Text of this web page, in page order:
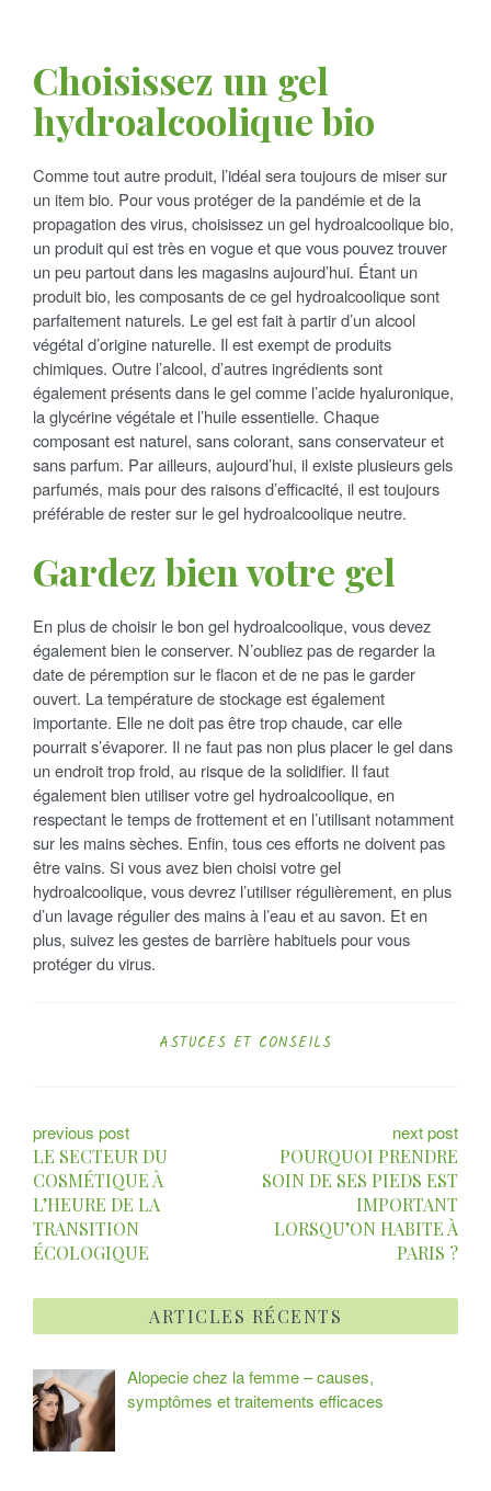
Choisissez un gel
hydroalcoolique bio
Comme tout autre produit, l’idéal sera toujours de miser sur
un item bio. Pour vous protéger de la pandémie et de la
propagation des virus, choisissez un gel hydroalcoolique bio,
un produit qui est très en vogue et que vous pouvez trouver
un peu partout dans les magasins aujourd’hui. Étant un
produit bio, les composants de ce gel hydroalcoolique sont
parfaitement naturels. Le gel est fait à partir d’un alcool
végétal d’origine naturelle. Il est exempt de produits
chimiques. Outre l’alcool, d’autres ingrédients sont
également présents dans le gel comme l’acide hyaluronique,
la glycérine végétale et l’huile essentielle. Chaque
composant est naturel, sans colorant, sans conservateur et
sans parfum. Par ailleurs, aujourd’hui, il existe plusieurs gels
parfumés, mais pour des raisons d’efficacité, il est toujours
préférable de rester sur le gel hydroalcoolique neutre.
Gardez bien votre gel
En plus de choisir le bon gel hydroalcoolique, vous devez
également bien le conserver. N’oubliez pas de regarder la
date de péremption sur le flacon et de ne pas le garder
ouvert. La température de stockage est également
importante. Elle ne doit pas être trop chaude, car elle
pourrait s’évaporer. Il ne faut pas non plus placer le gel dans
un endroit trop froid, au risque de la solidifier. Il faut
également bien utiliser votre gel hydroalcoolique, en
respectant le temps de frottement et en l’utilisant notamment
sur les mains sèches. Enfin, tous ces efforts ne doivent pas
être vains. Si vous avez bien choisi votre gel
hydroalcoolique, vous devrez l’utiliser régulièrement, en plus
d’un lavage régulier des mains à l’eau et au savon. Et en
plus, suivez les gestes de barrière habituels pour vous
protéger du virus.
ASTUCES ET CONSEILS
N
a
v
i
g
a
t
i
o
previous post
LE SECTEUR DU
COSMÉTIQUE À
L’HEURE DE LA
TRANSITION
ÉCOLOGIQUE
next post
POURQUOI PRENDRE
SOIN DE SES PIEDS EST
IMPORTANT
LORSQU’ON HABITE À
PARIS ?
ARTICLES RÉCENTS
Alopecie chez la femme – causes,
symptômes et traitements efficaces